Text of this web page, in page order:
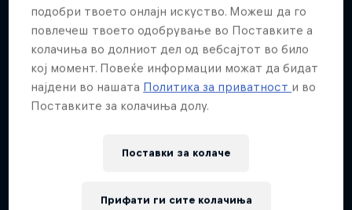
подобри твоето онлајн искуство. Можеш да го
повлечеш твоето одобрување во Поставките а
колачиња во долниот дел од вебсајтот во било
кој момент. Повеќе информации можат да бидат
најдени во нашата Политика за приватност и во
Поставките за колачиња долу.
Поставки за колачe
Прифати ги сите колачиња